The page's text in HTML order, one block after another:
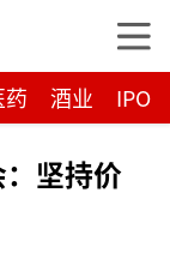
药 酒业 IPO
坚持价